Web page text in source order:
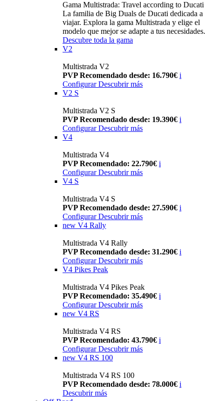
Gama Multistrada: Travel according to Ducati
La familia de Big Duals de Ducati dedicada a
viajar. Explora la gama Multistrada y elige el
modelo que mejor se adapte a tus necesidades.
Descubre toda la gama
V2
Multistrada V2
PVP Recomendado desde: 16.790€ i
Configurar Descubrir más
V2 S
Multistrada V2 S
PVP Recomendado desde: 19.390€ i
Configurar Descubrir más
V4
Multistrada V4
PVP Recomendado: 22.790€ i
Configurar Descubrir más
V4 S
Multistrada V4 S
PVP Recomendado desde: 27.590€ i
Configurar Descubrir más
new V4 Rally
Multistrada V4 Rally
PVP Recomendado desde: 31.290€ i
Configurar Descubrir más
V4 Pikes Peak
Multistrada V4 Pikes Peak
PVP Recomendado: 35.490€ i
Configurar Descubrir más
new V4 RS
Multistrada V4 RS
PVP Recomendado: 43.790€ i
ConfigurarDescubrir más
new V4 RS 100
Multistrada V4 RS 100
PVP Recomendado desde: 78.000€ i
Descubrir más